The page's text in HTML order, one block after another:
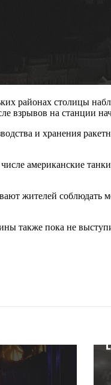
районах столицы
взрывов на станции
и хранения
американские
жителей соблюдать
также пока не